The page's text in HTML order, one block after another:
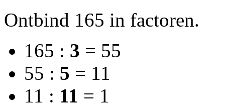
Ontbind 165 in factoren.
165 : 3 = 55
55 : 5 = 11
11 : 11 = 1